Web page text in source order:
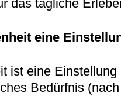
das tägliche
eine
ist eine
Bedürfnis